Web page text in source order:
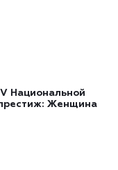
Национальной
Женщина